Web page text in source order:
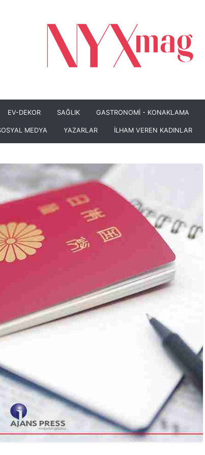
EV-DEKOR SAĞLIK GASTRONOMİ - KONAKLAMA
MEDYA YAZARLAR İLHAM VEREN KADINLAR